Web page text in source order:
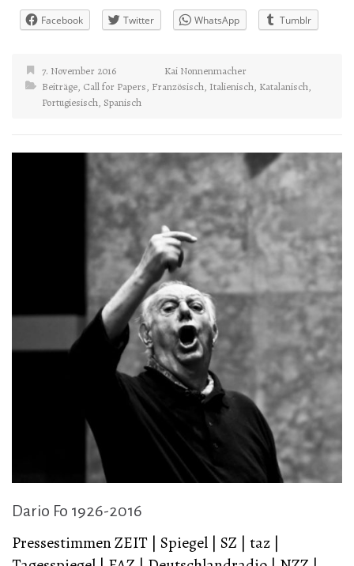
Facebook Twitter WhatsApp Tumblr
7. November 2016
Kai Nonnenmacher
Beiträge, Call for Papers, Französisch, Italienisch, Katalanisch,
Portugiesisch, Spanisch
Dario Fo 1926-2016
Pressestimmen ZEIT | Spiegel | SZ | taz |